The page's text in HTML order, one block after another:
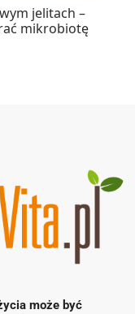
jelitach –
mikrobiotę
może być